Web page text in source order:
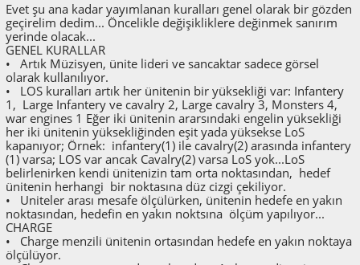
Evet şu ana kadar yayımlanan kuralları genel olarak bir gözden
geçirelim dedim... Öncelikle değişikliklere değinmek sanırım
yerinde olacak...
GENEL KURALLAR
• Artık Müzisyen, ünite lideri ve sancaktar sadece görsel
olarak kullanılıyor.
• LOS kuralları artık her ünitenin bir yüksekliği var: Infantery
1, Large Infantery ve cavalry 2, Large cavalry 3, Monsters 4,
war engines 1 Eğer iki ünitenin ararsındaki engelin yüksekliği
her iki ünitenin yüksekliğinden eşit yada yüksekse LoS
kapanıyor; Örnek: infantery(1) ile cavalry(2) arasında infantery
(1) varsa; LOS var ancak Cavalry(2) varsa LoS yok...LoS
belirlenirken kendi ünitenizin tam orta noktasından, hedef
ünitenin herhangi bir noktasına düz cizgi çekiliyor.
• Uniteler arası mesafe ölçülürken, ünitenin hedefe en yakın
noktasından, hedefin en yakın noktsına ölçüm yapılıyor...
CHARGE
• Charge menzili ünitenin ortasından hedefe en yakın noktaya
ölçülüyor.